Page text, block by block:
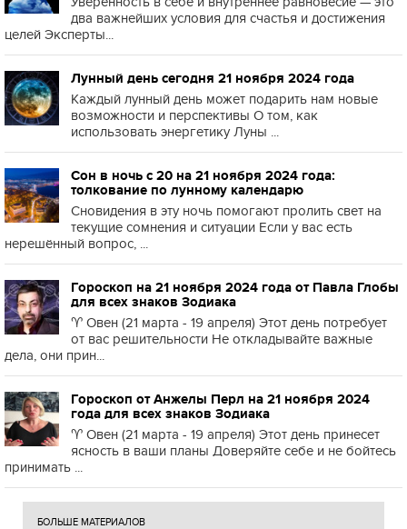
два важнейших условия для счастья и достижения
целей Эксперты...
Лунный день сегодня 21 ноября 2024 года
Каждый лунный день может подарить нам новые
возможности и перспективы О том, как
использовать энергетику Луны ...
Сон в ночь с 20 на 21 ноября 2024 года:
толкование по лунному календарю
Сновидения в эту ночь помогают пролить свет на
текущие сомнения и ситуации Если у вас есть
нерешённый вопрос, ...
Гороскоп на 21 ноября 2024 года от Павла Глобы
для всех знаков Зодиака
♈️ Овен (21 марта - 19 апреля) Этот день потребует
от вас решительности Не откладывайте важные
дела, они прин...
Гороскоп от Анжелы Перл на 21 ноября 2024
года для всех знаков Зодиака
♈️ Овен (21 марта - 19 апреля) Этот день принесет
ясность в ваши планы Доверяйте себе и не бойтесь
принимать ...
БОЛЬШЕ МАТЕРИАЛОВ